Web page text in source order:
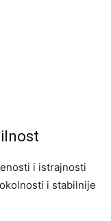
i istrajnosti
i stabilnije